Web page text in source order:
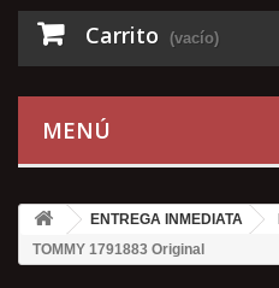
Carrito (vacío)
MENÚ
ENTREGA INMEDIATA
TOMMY 1791883 Original